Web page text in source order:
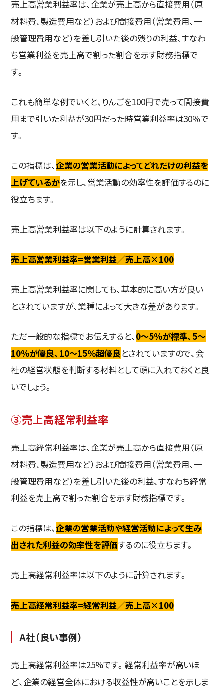
売上高営業利益率は、企業が売上高から直接費用（原
材料費、製造費用など）および間接費用（営業費用、一
般管理費用など）を差し引いた後の残りの利益、すなわ
ち営業利益を売上高で割った割合を示す財務指標で
す。
これも簡単な例でいくと、りんごを100円で売って間接費
用まで引いた利益が30円だった時営業利益率は30％で
す。
この指標は、企業の営業活動によってどれだけの利益を
上げているかを示し、営業活動の効率性を評価するのに
役立ちます。
売上高営業利益率は以下のように計算されます。
売上高営業利益率=営業利益／売上高×100
売上高営業利益率に関しても、基本的に高い方が良い
とされていますが、業種によって大きな差があります。
ただ一般的な指標でお伝えすると、 0〜5％が標準、5〜
10％が優良、10〜15％超優良とされていますので、会
社の経営状態を判断する材料として頭に入れておくと良
いでしょう。
③売上高経常利益率
売上高経常利益率は、企業が売上高から直接費用（原
材料費、製造費用など）および間接費用（営業費用、一
般管理費用など）を差し引いた後の利益、すなわち経常
利益を売上高で割った割合を示す財務指標です。
この指標は、企業の営業活動や経営活動によって生み
出された利益の効率性を評価するのに役立ちます。
売上高経常利益率は以下のように計算されます。
売上高経常利益率=経常利益／売上高×100
A社（良い事例）
売上高経常利益率は25%です。経常利益率が高いほ
ど、企業の経営全体における収益性が高いことを示しま